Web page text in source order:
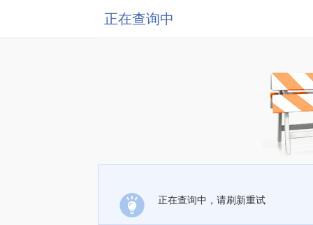
正在查询中
正在查询中，请刷新重试